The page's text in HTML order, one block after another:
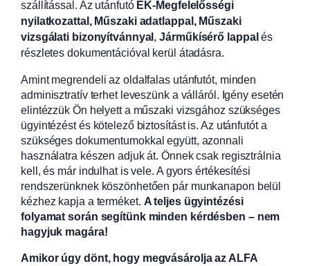
szállítással. Az utánfutó EK-Megfelelősségi
nyilatkozattal, Műszaki adatlappal, Műszaki
vizsgálati bizonyítvánnyal ,Járműkísérő lappal és
részletes dokumentációval kerül átadásra.
Amint megrendeli az oldalfalas utánfutót, minden
adminisztratív terhet leveszünk a válláról. Igény esetén
elintézzük Ön helyett a műszaki vizsgához szükséges
ügyintézést és kötelező biztosítást is. Az utánfutót a
szükséges dokumentumokkal együtt, azonnali
használatra készen adjuk át. Önnek csak regisztrálnia
kell, és már indulhat is vele. A gyors értékesítési
rendszerünknek köszönhetően pár munkanapon belül
kézhez kapja a terméket. A teljes ügyintézési
folyamat során segítünk minden kérdésben – nem
hagyjuk magára!
Amikor úgy dönt, hogy megvásárolja az ALFA